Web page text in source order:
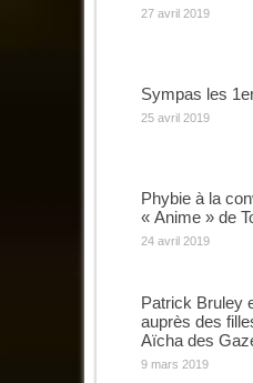
27 avril 2019
Sympas les
25 avril 2019
Phybie à la
« Anime » de
24 avril 2019
Patrick Bruley
auprès des
Aïcha des
9 mars 2019